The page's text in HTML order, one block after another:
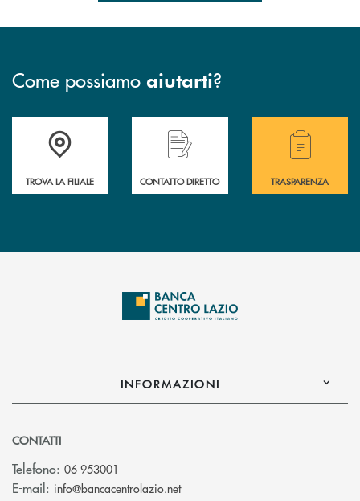
Come possiamo aiutarti?
Accedi all'elenco completo delle filiali .
TROVA LA FILIALE
Hai bisogno di assistenza immediata o vuoi
CONTATTO DIRETTO
Hai bisogno di
TRASPARENZA
INFORMAZIONI
CONTATTI
Telefono: 06 953001
E-mail: info@bancacentrolazio.net(si apre l’app di posta